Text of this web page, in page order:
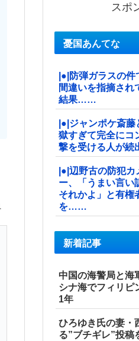
スポ
憂国あんてな
|●|防弾ガラスの件
間違いを指摘され
結果……
|●|ジャンポケ斎
獄すぎて完全に
撃を受ける人が続
|●|辺野古の防犯
ー、「うまい言い
それかよ」と有権
を……
新着記事
中国の海警局と
シナ海でフィリピ
1年
ひろゆき氏の妻・
る”ブチギレ”投稿